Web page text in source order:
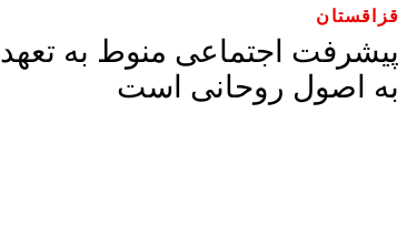
قزاقستان
پیشرفت اجتماعی منوط به تعهد
به اصول روحانی است